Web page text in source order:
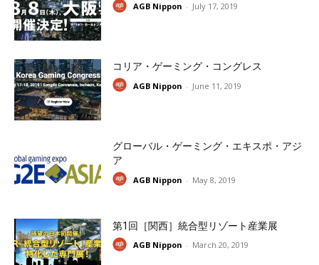
AGB Nippon - July 17, 2019
コリア・ゲーミング・コングレス
AGB Nippon - June 11, 2019
グローバル・ゲーミング・エキスポ・アジ
ア
AGB Nippon - May 8, 2019
第1回［関西］統合型リゾート産業展
AGB Nippon - March 20, 2019